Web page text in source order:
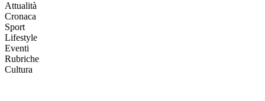
Attualità
Cronaca
Sport
Lifestyle
Eventi
Rubriche
Cultura